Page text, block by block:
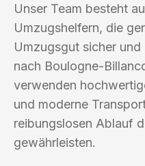
Unser Team besteht
Umzugshelfern, die
Umzugsgut sicher
nach Boulogne-
verwenden
und moderne
reibungslosen Ablauf
gewährleisten.